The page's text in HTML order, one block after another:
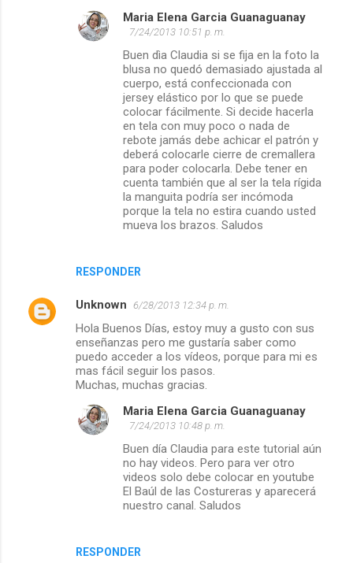
RESPONDER
Maria Elena Garcia Guanaguanay
7/24/2013 10:51 p. m.
Buen dìa Claudia si se fija en la foto la
blusa no quedó demasiado ajustada al
cuerpo, está confeccionada con
jersey elástico por lo que se puede
colocar fácilmente. Si decide hacerla
en tela con muy poco o nada de
rebote jamás debe achicar el patrón y
deberá colocarle cierre de cremallera
para poder colocarla. Debe tener en
cuenta también que al ser la tela rígida
la manguita podría ser incómoda
porque la tela no estira cuando usted
mueva los brazos. Saludos
Unknown 6/28/2013 12:34 p. m.
Hola Buenos Días, estoy muy a gusto con sus
enseñanzas pero me gustaría saber como
puedo acceder a los vídeos, porque para mi es
mas fácil seguir los pasos.
Muchas, muchas gracias.
RESPONDER
Maria Elena Garcia Guanaguanay
7/24/2013 10:48 p. m.
Buen día Claudia para este tutorial aún
no hay videos. Pero para ver otro
videos solo debe colocar en youtube
El Baúl de las Costureras y aparecerá
nuestro canal. Saludos